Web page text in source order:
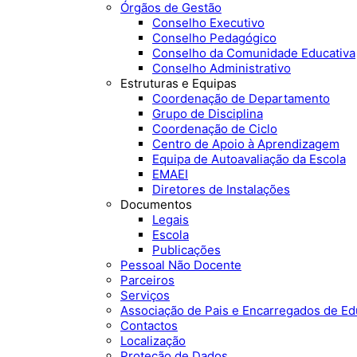
Órgãos de Gestão
Conselho Executivo
Conselho Pedagógico
Conselho da Comunidade Educativa
Conselho Administrativo
Estruturas e Equipas
Coordenação de Departamento
Grupo de Disciplina
Coordenação de Ciclo
Centro de Apoio à Aprendizagem
Equipa de Autoavaliação da Escola
EMAEI
Diretores de Instalações
Documentos
Legais
Escola
Publicações
Pessoal Não Docente
Parceiros
Serviços
Associação de Pais e Encarregados de
Contactos
Localização